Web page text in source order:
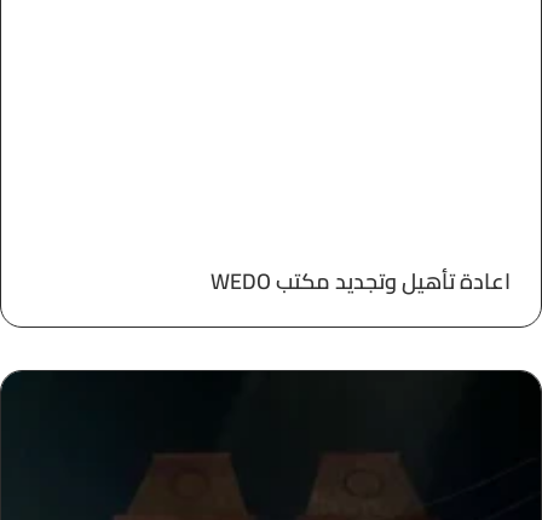
اعادة تأهيل وتجديد مكتب WEDO